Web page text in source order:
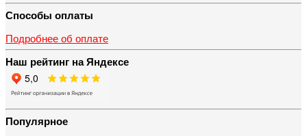
Способы оплаты
Подробнее об оплате
Наш рейтинг на Яндексе
Популярное